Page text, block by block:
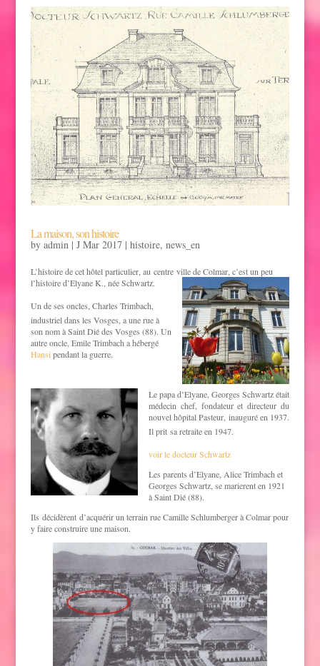
La maison, son histoire
by admin| J Mar 2017| histoire, news_en
L’histoire de cet hôtel particulier, au centre ville de Colmar, c’est un peu
l’histoire d’ElyaneK., née Schwartz.
Un de ses oncles, Charles Trimbach
industriel dans les Vosges, a une rue à
son nom à Saint Dié des Vosges (88). Un
autre oncle, Emile Trimbach a hébergé
Hansipendant la guerre.
Le papa d’Elyane, Georges Schwartz était
médecin chef, fondateur et directeur du
nouvel hôpital Pasteur, inauguré en 1937.
Il prit sa retraite en 1947.
voir le docteur Schwartz
Les parents d’Elyane, Alice Trimbach et
Georges Schwartz, se marierent en 1921
à Saint Dié (88).
Ils décidèrent d’acquérir un terrain rue Camille Schlumberger à Colmar pour
y faire construire une maison.